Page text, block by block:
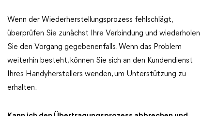
Wenn der Wiederherstellungsprozess fehlschlägt,
überprüfen Sie zunächst Ihre Verbindung und wiederholen
Sie den Vorgang gegebenenfalls. Wenn das Problem
weiterhin besteht, können Sie sich an den Kundendienst
Ihres Handyherstellers wenden, um Unterstützung zu
erhalten.